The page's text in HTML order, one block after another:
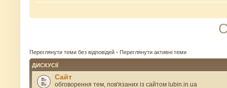
Переглянути теми без відповідей • Переглянути активні теми
ДИСКУСІЇ
Сайт
обговорення тем, пов'язаних із сайтом lubin.in.ua